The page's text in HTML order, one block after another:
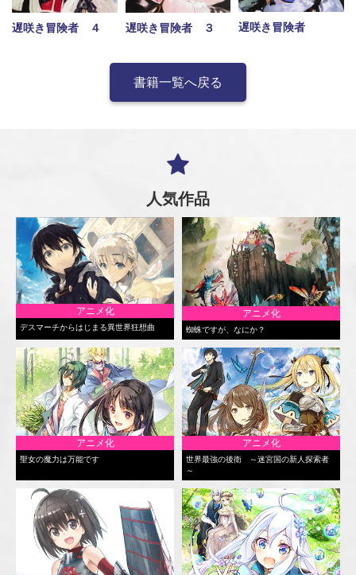
遅咲き冒険者 ４ 遅咲き冒険者 ３ 遅咲き冒険者
書籍一覧へ戻る
人気作品
アニメ化
デスマーチからはじまる異世界狂想曲
アニメ化
蜘蛛ですが、なにか？
アニメ化
聖女の魔力は万能です
アニメ化
世界最強の後衛 ～迷宮国の新人探索者
～